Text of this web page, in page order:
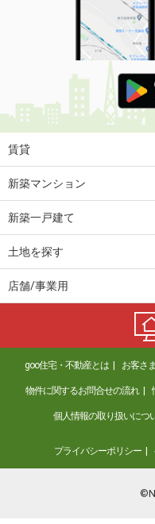
賃貸
新築マンション
新築一戸建て
土地を探す
店舗/事業用
goo住宅・不動産とは お客さ
物件に関するお問合せの流れ
個人情報の取り扱いにつ
プライバシーポリシー